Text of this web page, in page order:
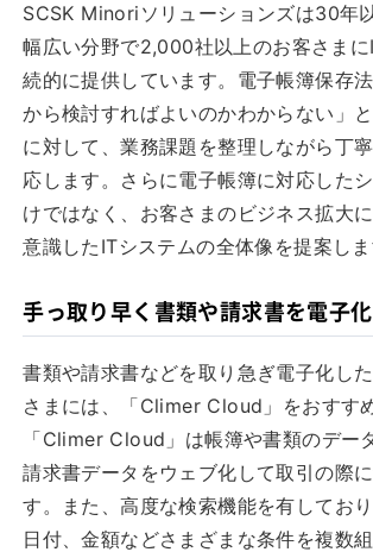
SCSK Minoriソリューションズは30年
幅広い分野で2,000社以上のお客さま
続的に提供しています。電子帳簿保存
から検討すればよいのかわからない」
に対して、業務課題を整理しながら丁
応します。さらに電子帳簿に対応した
けではなく、お客さまのビジネス拡大
意識したITシステムの全体像を提案しま
手っ取り早く書類や請求書を電子化
書類や請求書などを取り急ぎ電子化し
さまには、「Climer Cloud」をおすす
「Climer Cloud」は帳簿や書類のデー
請求書データをウェブ化して取引の際
す。また、高度な検索機能を有しており
日付、金額などさまざまな条件を複数